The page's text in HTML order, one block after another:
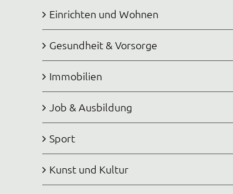
Einrichten und Wohnen
Gesundheit & Vorsorge
Immobilien
Job & Ausbildung
Sport
Kunst und Kultur